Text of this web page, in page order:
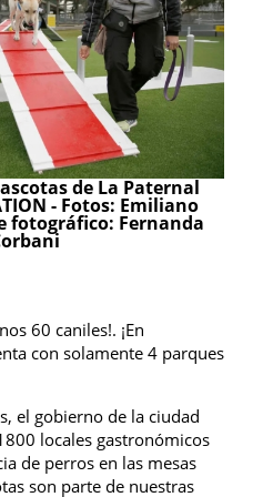
de La Paternal
- Fotos: Emiliano
fotográfico: Fernanda
60 caniles!. ¡En
con solamente 4 parques
el gobierno de la ciudad
locales gastronómicos
de perros en las mesas
son parte de nuestras